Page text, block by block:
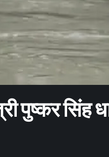
पुष्कर सिंह